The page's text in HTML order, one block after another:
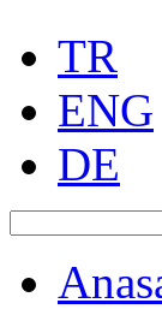
TR
ENG
DE